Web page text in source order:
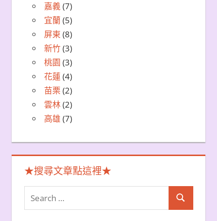
嘉義(7)
宜蘭 (5)
屏東 (8)
新竹(3)
桃園 (3)
花蓮 (4)
苗栗 (2)
雲林(2)
高雄 (7)
★搜尋文章點這裡★
Search